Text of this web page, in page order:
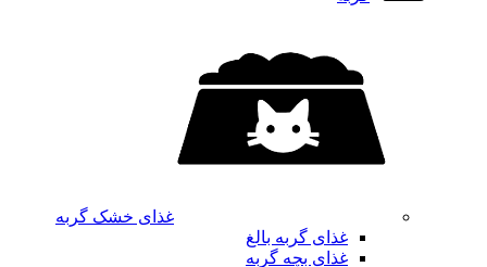
غذای خشک گربه
غذای گربه بالغ
غذای بچه گربه